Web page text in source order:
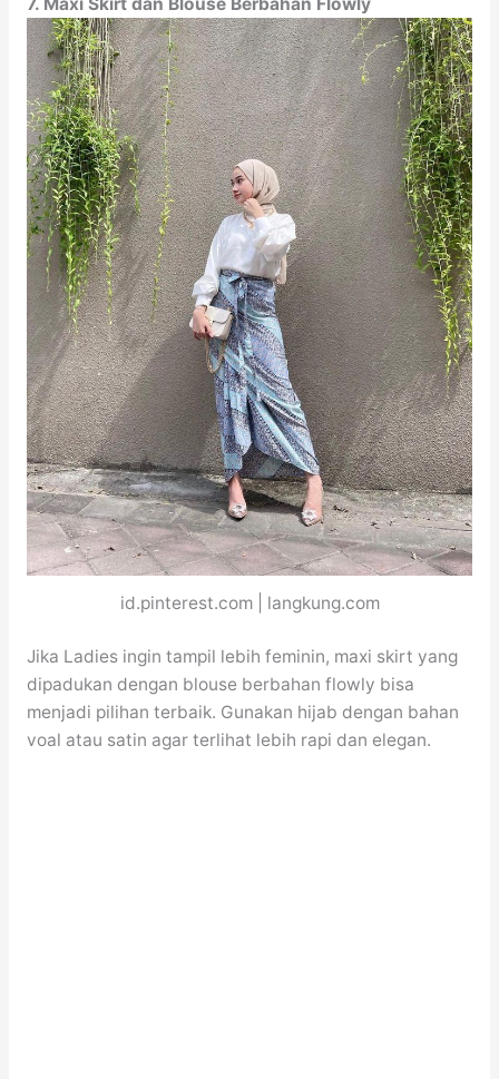
id.pinterest.com | langkung.com
Jika Ladies ingin tampil lebih feminin, maxi skirt yang
dipadukan dengan blouse berbahan flowly bisa
menjadi pilihan terbaik. Gunakan hijab dengan bahan
voal atau satin agar terlihat lebih rapi dan elegan.